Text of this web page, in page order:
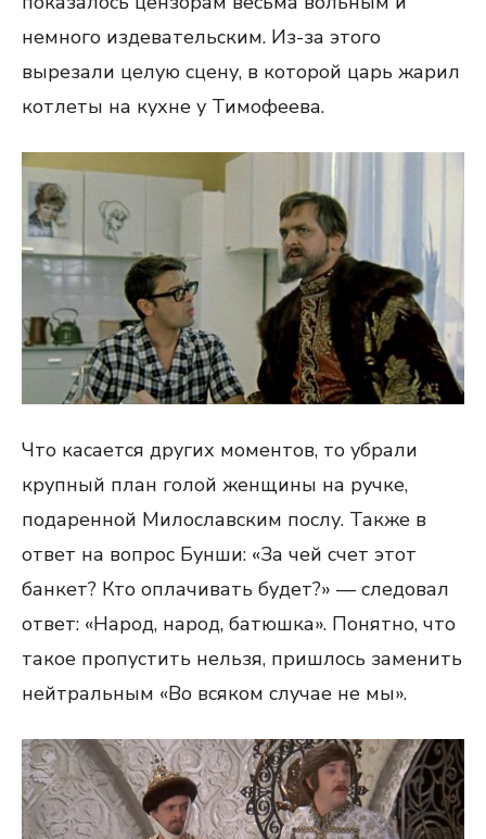
немного издевательским. Из-за этого
вырезали целую сцену, в которой царь жарил
котлеты на кухне у Тимофеева.
Что касается других моментов, то убрали
крупный план голой женщины на ручке,
подаренной Милославским послу. Также в
ответ на вопрос Бунши: «За чей счет этот
банкет? Кто оплачивать будет?» — следовал
ответ: «Народ, народ, батюшка». Понятно, что
такое пропустить нельзя, пришлось заменить
нейтральным «Во всяком случае не мы».